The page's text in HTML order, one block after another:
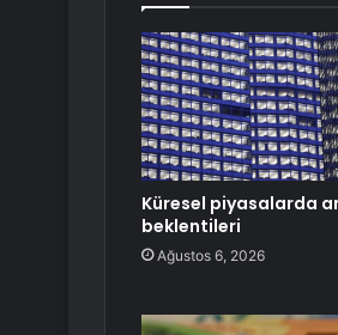
Küresel piyasalarda
beklentileri
Ağustos 6, 2026